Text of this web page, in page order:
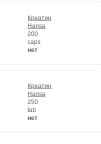
Креатин
Hansa
200
caps
нет
Креатин
Hansa
250
tab
нет